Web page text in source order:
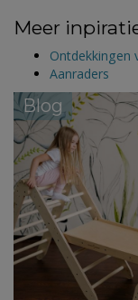
Meer
Ontdekkingen
Aanraders
Blog